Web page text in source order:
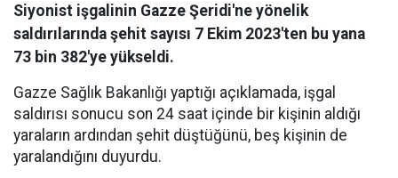
Siyonist işgalinin Gazze Şeridi'ne yönelik
saldırılarında şehit sayısı 7 Ekim 2023'ten bu yana
73 bin 382'ye yükseldi.
Gazze Sağlık Bakanlığı yaptığı açıklamada, işgal
saldırısı sonucu son 24 saat içinde bir kişinin aldığı
yaraların ardından şehit düştüğünü, beş kişinin de
yaralandığını duyurdu.